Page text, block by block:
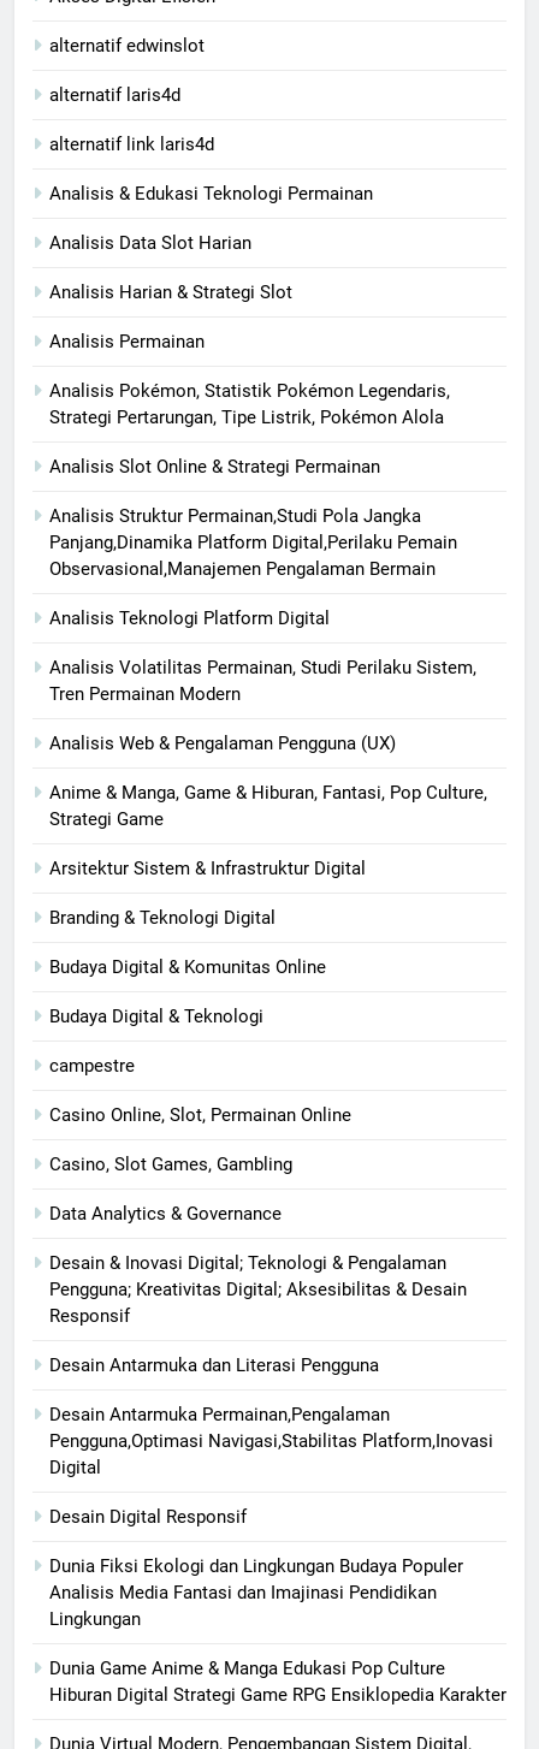
alternatif edwinslot
alternatif laris4d
alternatif link laris4d
Analisis & Edukasi Teknologi Permainan
Analisis Data Slot Harian
Analisis Harian & Strategi Slot
Analisis Permainan
Analisis Pokémon, Statistik Pokémon Legendaris,
Strategi Pertarungan, Tipe Listrik, Pokémon Alola
Analisis Slot Online & Strategi Permainan
Analisis Struktur Permainan,Studi Pola Jangka
Panjang,Dinamika Platform Digital,Perilaku Pemain
Observasional,Manajemen Pengalaman Bermain
Analisis Teknologi Platform Digital
Analisis Volatilitas Permainan, Studi Perilaku Sistem,
Tren Permainan Modern
Analisis Web & Pengalaman Pengguna (UX)
Anime & Manga, Game & Hiburan, Fantasi, Pop Culture,
Strategi Game
Arsitektur Sistem & Infrastruktur Digital
Branding & Teknologi Digital
Budaya Digital & Komunitas Online
Budaya Digital & Teknologi
campestre
Casino Online, Slot, Permainan Online
Casino, Slot Games, Gambling
Data Analytics & Governance
Desain & Inovasi Digital; Teknologi & Pengalaman
Pengguna; Kreativitas Digital; Aksesibilitas & Desain
Responsif
Desain Antarmuka dan Literasi Pengguna
Desain Antarmuka Permainan,Pengalaman
Pengguna,Optimasi Navigasi,Stabilitas Platform,Inovasi
Digital
Desain Digital Responsif
Dunia Fiksi Ekologi dan Lingkungan Budaya Populer
Analisis Media Fantasi dan Imajinasi Pendidikan
Lingkungan
Dunia Game Anime & Manga Edukasi Pop Culture
Hiburan Digital Strategi Game RPG Ensiklopedia Karakter
Dunia Virtual Modern, Pengembangan Sistem Digital,